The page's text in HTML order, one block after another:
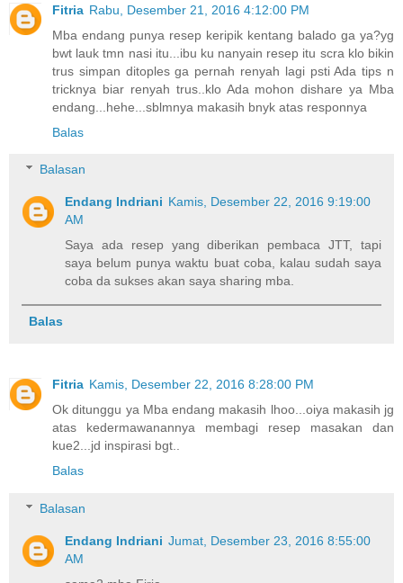
Fitria Rabu, Desember 21, 2016 4:12:00 PM
Mba endang punya resep keripik kentang balado ga ya?yg
bwt lauk tmn nasi itu...ibu ku nanyain resep itu scra klo bikin
trus simpan ditoples ga pernah renyah lagi psti Ada tips n
tricknya biar renyah trus..klo Ada mohon dishare ya Mba
endang...hehe...sblmnya makasih bnyk atas responnya
Balas
Balasan
Endang Indriani Kamis, Desember 22, 2016 9:19:00
AM
Saya ada resep yang diberikan pembaca JTT, tapi
saya belum punya waktu buat coba, kalau sudah saya
coba da sukses akan saya sharing mba.
Balas
Fitria Kamis, Desember 22, 2016 8:28:00 PM
Ok ditunggu ya Mba endang makasih lhoo...oiya makasih jg
atas kedermawanannya membagi resep masakan dan
kue2...jd inspirasi bgt..
Balas
Balasan
Endang Indriani Jumat, Desember 23, 2016 8:55:00
AM